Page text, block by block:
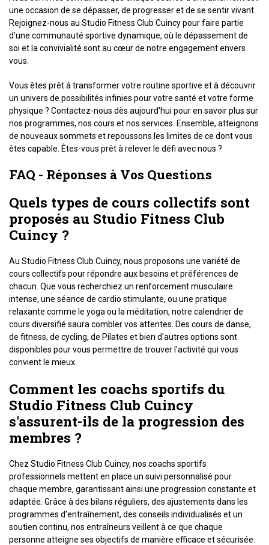
une occasion de se dépasser, de progresser et de se sentir vivant.
Rejoignez-nous au Studio Fitness Club Cuincy pour faire partie
d'une communauté sportive dynamique, où le dépassement de
soi et la convivialité sont au cœur de notre engagement envers
vous.
Vous êtes prêt à transformer votre routine sportive et à découvrir
un univers de possibilités infinies pour votre santé et votre forme
physique ? Contactez-nous dès aujourd'hui pour en savoir plus sur
nos programmes, nos cours et nos services. Ensemble, atteignons
de nouveaux sommets et repoussons les limites de ce dont vous
êtes capable. Êtes-vous prêt à relever le défi avec nous ?
FAQ - Réponses à Vos Questions
Quels types de cours collectifs sont
proposés au Studio Fitness Club
Cuincy ?
Au Studio Fitness Club Cuincy, nous proposons une variété de
cours collectifs pour répondre aux besoins et préférences de
chacun. Que vous recherchiez un renforcement musculaire
intense, une séance de cardio stimulante, ou une pratique
relaxante comme le yoga ou la méditation, notre calendrier de
cours diversifié saura combler vos attentes. Des cours de danse,
de fitness, de cycling, de Pilates et bien d'autres options sont
disponibles pour vous permettre de trouver l'activité qui vous
convient le mieux.
Comment les coachs sportifs du
Studio Fitness Club Cuincy
s'assurent-ils de la progression des
membres ?
Chez Studio Fitness Club Cuincy, nos coachs sportifs
professionnels mettent en place un suivi personnalisé pour
chaque membre, garantissant ainsi une progression constante et
adaptée. Grâce à des bilans réguliers, des ajustements dans les
programmes d'entraînement, des conseils individualisés et un
soutien continu, nos entraîneurs veillent à ce que chaque
personne atteigne ses objectifs de manière efficace et sécurisée.